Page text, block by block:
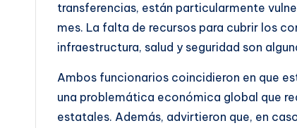
transferencias, están particularmente
mes. La falta de recursos para cubrir los
infraestructura, salud y seguridad son
Ambos funcionarios coincidieron en que
una problemática económica global que
estatales. Además, advirtieron que, en